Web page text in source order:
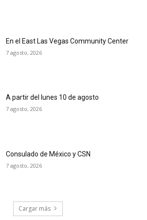
En el East Las Vegas Community Center
7 agosto, 2026
A partir del lunes 10 de agosto
7 agosto, 2026
Consulado de México y CSN
7 agosto, 2026
Cargar más